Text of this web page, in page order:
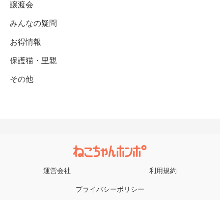
譲渡会
みんなの疑問
お得情報
保護猫・里親
その他
運営会社 利用規約
プライバシーポリシー